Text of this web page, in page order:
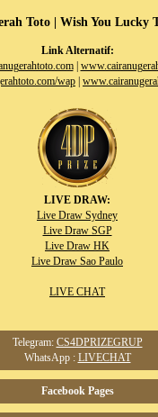
Toto | Wish You Lucky
Link Alternatif:
|
wap
LIVE DRAW:
Live Draw Sydney
Live Draw SGP
Live Draw HK
Live Draw Sao Paulo
LIVE CHAT
Telegram: CS4DPRIZEGRUP
WhatsApp : LIVECHAT
Facebook Pages